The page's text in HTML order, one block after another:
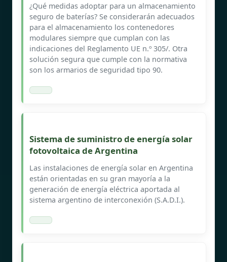
¿Qué medidas adoptar para un almacenamiento
seguro de baterías? Se considerarán adecuados
para el almacenamiento los contenedores
modulares siempre que cumplan con las
indicaciones del Reglamento UE n.º 305/. Otra
solución segura que cumple con la normativa
son los armarios de seguridad tipo 90.
Sistema de suministro de energía solar
fotovoltaica de Argentina
Las instalaciones de energía solar en Argentina
están orientadas en su gran mayoría a la
generación de energía eléctrica aportada al
sistema argentino de interconexión (S.A.D.I.).